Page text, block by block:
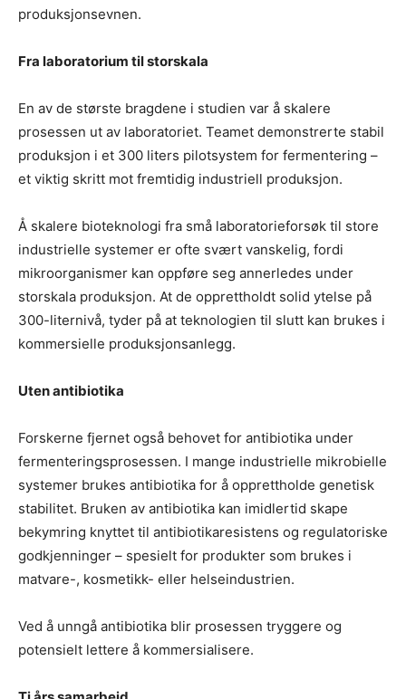
produksjonsevnen.
Fra laboratorium til storskala
En av de største bragdene i studien var å skalere
prosessen ut av laboratoriet. Teamet demonstrerte stabil
produksjon i et 300 liters pilotsystem for fermentering –
et viktig skritt mot fremtidig industriell produksjon.
Å skalere bioteknologi fra små laboratorieforsøk til store
industrielle systemer er ofte svært vanskelig, fordi
mikroorganismer kan oppføre seg annerledes under
storskala produksjon. At de opprettholdt solid ytelse på
300-liternivå, tyder på at teknologien til slutt kan brukes i
kommersielle produksjonsanlegg.
Uten antibiotika
Forskerne fjernet også behovet for antibiotika under
fermenteringsprosessen. I mange industrielle mikrobielle
systemer brukes antibiotika for å opprettholde genetisk
stabilitet. Bruken av antibiotika kan imidlertid skape
bekymring knyttet til antibiotikaresistens og regulatoriske
godkjenninger – spesielt for produkter som brukes i
matvare-, kosmetikk- eller helseindustrien.
Ved å unngå antibiotika blir prosessen tryggere og
potensielt lettere å kommersialisere.